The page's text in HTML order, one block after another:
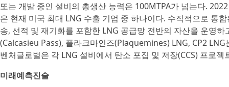
또는 개발 중인 설비의 총생산 능력은 100MTPA가 넘는다.
은 현재 미국 최대 LNG 수출 기업 중 하나이다. 수직적으로 통
송, 선적 및 재기화를 포함한 LNG 공급망 전반의 자산을 운영
(Calcasieu Pass), 플라크마인즈(Plaquemines) LNG, CP2
벤처글로벌은 각 LNG 설비에서 탄소 포집 및 저장(CCS) 프로젝
미래예측진술